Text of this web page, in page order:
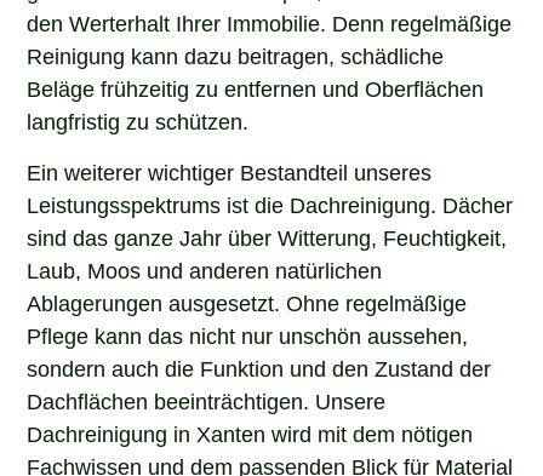
den Werterhalt Ihrer Immobilie. Denn regelmäßige
Reinigung kann dazu beitragen, schädliche
Beläge frühzeitig zu entfernen und Oberflächen
langfristig zu schützen.
Ein weiterer wichtiger Bestandteil unseres
Leistungsspektrums ist die Dachreinigung. Dächer
sind das ganze Jahr über Witterung, Feuchtigkeit,
Laub, Moos und anderen natürlichen
Ablagerungen ausgesetzt. Ohne regelmäßige
Pflege kann das nicht nur unschön aussehen,
sondern auch die Funktion und den Zustand der
Dachflächen beeinträchtigen. Unsere
Dachreinigung in Xanten wird mit dem nötigen
Fachwissen und dem passenden Blick für Material